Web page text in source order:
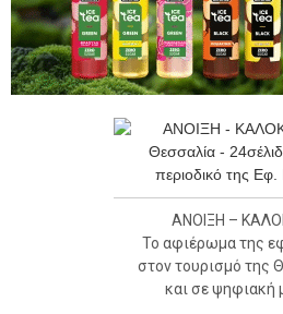
ΑΝΟΙΞΗ –
Το αφιέρωμα της
στον τουρισμό της
και σε ψηφιακή